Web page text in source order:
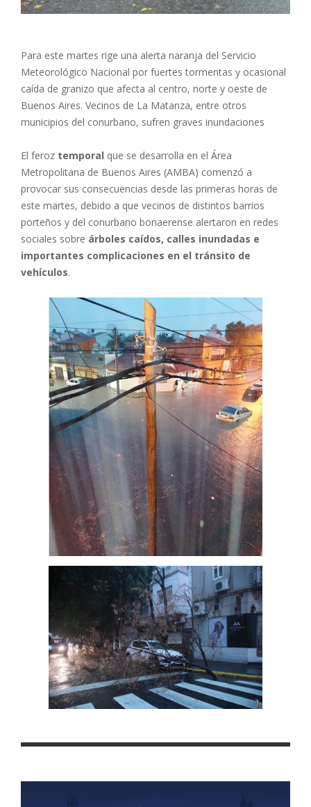
Para este martes rige una alerta naranja del Servicio
Meteorológico Nacional por fuertes tormentas y ocasional
caída de granizo que afecta al centro, norte y oeste de
Buenos Aires. Vecinos de La Matanza, entre otros
municipios del conurbano, sufren graves inundaciones
El feroz temporal que se desarrolla en el Área
Metropolitana de Buenos Aires (AMBA) comenzó a
provocar sus consecuencias desde las primeras horas de
este martes, debido a que vecinos de distintos barrios
porteños y del conurbano bonaerense alertaron en redes
sociales sobre árboles caídos, calles inundadas e
importantes complicaciones en el tránsito de
vehículos.